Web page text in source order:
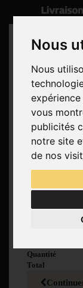
Nous
Nous
vous
publicités
notre site
de nos
Rechercher
Panier(vide)
Aucun produit
Livraison gratuite !
Livraison
Quantité
Total